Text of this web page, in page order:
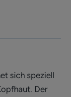
sich speziell
Der